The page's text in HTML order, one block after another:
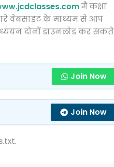
मैं कक्षा
वेबसाइट के माध्यम से आप
अध्ययन दोनों डाउनलोड कर सकते
Join Now
Join Now